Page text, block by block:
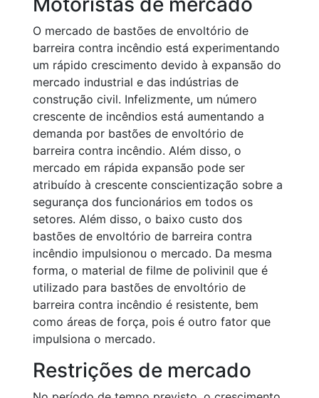
O mercado de bastões de envoltório de
barreira contra incêndio está experimentando
um rápido crescimento devido à expansão do
mercado industrial e das indústrias de
construção civil. Infelizmente, um número
crescente de incêndios está aumentando a
demanda por bastões de envoltório de
barreira contra incêndio. Além disso, o
mercado em rápida expansão pode ser
atribuído à crescente conscientização sobre a
segurança dos funcionários em todos os
setores. Além disso, o baixo custo dos
bastões de envoltório de barreira contra
incêndio impulsionou o mercado. Da mesma
forma, o material de filme de polivinil que é
utilizado para bastões de envoltório de
barreira contra incêndio é resistente, bem
como áreas de força, pois é outro fator que
impulsiona o mercado.
Restrições de mercado